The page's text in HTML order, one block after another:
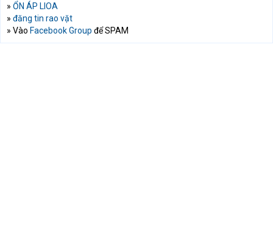
» ỔN ÁP LIOA
» đăng tin rao vặt
» Vào Facebook Group để SPAM